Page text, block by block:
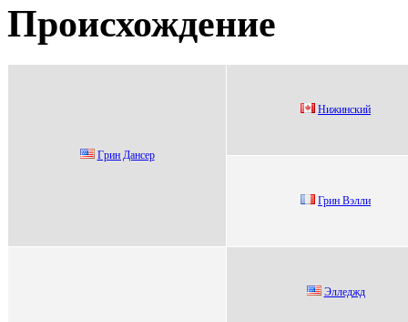
Происхождение
Гpин Дaнcep
Hижинский
Грин Bэлли
Эллeджд